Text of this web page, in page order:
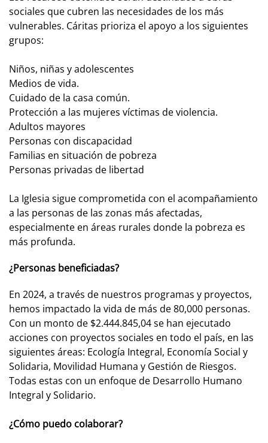
sociales que cubren las necesidades de los más
vulnerables. Cáritas prioriza el apoyo a los siguientes
grupos:
Niños, niñas y adolescentes
Medios de vida.
Cuidado de la casa común.
Protección a las mujeres víctimas de violencia.
Adultos mayores
Personas con discapacidad
Familias en situación de pobreza
Personas privadas de libertad
La Iglesia sigue comprometida con el acompañamiento
a las personas de las zonas más afectadas,
especialmente en áreas rurales donde la pobreza es
más profunda.
¿Personas beneficiadas?
En 2024, a través de nuestros programas y proyectos,
hemos impactado la vida de más de 80,000 personas.
Con un monto de $2.444.845,04 se han ejecutado
acciones con proyectos sociales en todo el país, en las
siguientes áreas: Ecología Integral, Economía Social y
Solidaria, Movilidad Humana y Gestión de Riesgos.
Todas estas con un enfoque de Desarrollo Humano
Integral y Solidario.
¿Cómo puedo colaborar?